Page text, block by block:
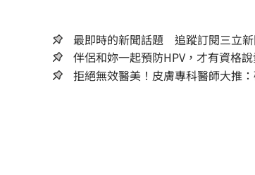
最即時的新聞話題 追蹤訂閱三立
伴侶和妳一起預防HPV，才有資格
拒絕無效醫美！皮膚專科醫師大推